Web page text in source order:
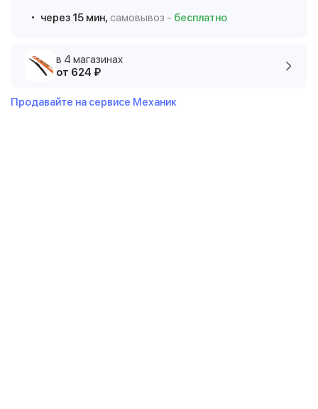
через 15 мин, самовывоз - бесплатно
в 4 магазинах
от 624 ₽
Продавайте на сервисе Механик